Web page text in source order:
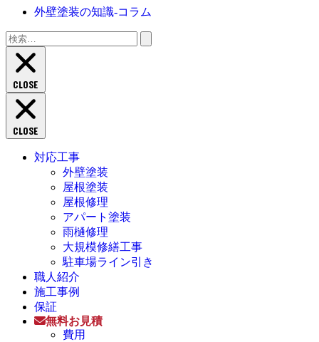
外壁塗装の知識‐コラム
検
索:
CLOSE
CLOSE
対応工事
外壁塗装
屋根塗装
屋根修理
アパート塗装
雨樋修理
大規模修繕工事
駐車場ライン引き
職人紹介
施工事例
保証
無料お見積
費用